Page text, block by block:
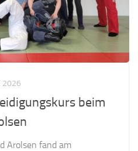
2026
beim
Arolsen fand am